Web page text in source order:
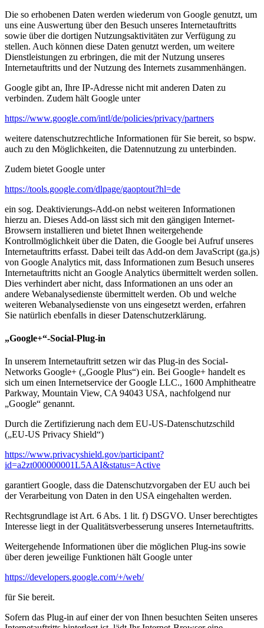
Die so erhobenen Daten werden wiederum von Google genutzt, um
uns eine Auswertung über den Besuch unseres Internetauftritts
sowie über die dortigen Nutzungsaktivitäten zur Verfügung zu
stellen. Auch können diese Daten genutzt werden, um weitere
Dienstleistungen zu erbringen, die mit der Nutzung unseres
Internetauftritts und der Nutzung des Internets zusammenhängen.
Google gibt an, Ihre IP-Adresse nicht mit anderen Daten zu
verbinden. Zudem hält Google unter
https://www.google.com/intl/de/policies/privacy/partners
weitere datenschutzrechtliche Informationen für Sie bereit, so bspw.
auch zu den Möglichkeiten, die Datennutzung zu unterbinden.
Zudem bietet Google unter
https://tools.google.com/dlpage/gaoptout?hl=de
ein sog. Deaktivierungs-Add-on nebst weiteren Informationen
hierzu an. Dieses Add-on lässt sich mit den gängigen Internet-
Browsern installieren und bietet Ihnen weitergehende
Kontrollmöglichkeit über die Daten, die Google bei Aufruf unseres
Internetauftritts erfasst. Dabei teilt das Add-on dem JavaScript (ga.js)
von Google Analytics mit, dass Informationen zum Besuch unseres
Internetauftritts nicht an Google Analytics übermittelt werden sollen.
Dies verhindert aber nicht, dass Informationen an uns oder an
andere Webanalysedienste übermittelt werden. Ob und welche
weiteren Webanalysedienste von uns eingesetzt werden, erfahren
Sie natürlich ebenfalls in dieser Datenschutzerklärung.
„Google+“-Social-Plug-in
In unserem Internetauftritt setzen wir das Plug-in des Social-
Networks Google+ („Google Plus“) ein. Bei Google+ handelt es
sich um einen Internetservice der Google LLC., 1600 Amphitheatre
Parkway, Mountain View, CA 94043 USA, nachfolgend nur
„Google“ genannt.
Durch die Zertifizierung nach dem EU-US-Datenschutzschild
(„EU-US Privacy Shield“)
https://www.privacyshield.gov/participant?
id=a2zt000000001L5AAI&status=Active
garantiert Google, dass die Datenschutzvorgaben der EU auch bei
der Verarbeitung von Daten in den USA eingehalten werden.
Rechtsgrundlage ist Art. 6 Abs. 1 lit. f) DSGVO. Unser berechtigtes
Interesse liegt in der Qualitätsverbesserung unseres Internetauftritts.
Weitergehende Informationen über die möglichen Plug-ins sowie
über deren jeweilige Funktionen hält Google unter
https://developers.google.com/+/web/
für Sie bereit.
Sofern das Plug-in auf einer der von Ihnen besuchten Seiten unseres